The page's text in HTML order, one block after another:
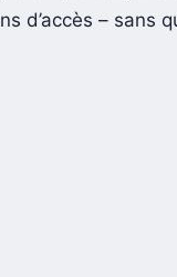
d’accès – sans